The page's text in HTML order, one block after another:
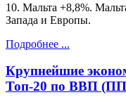
10. Мальта +8,8%.
Запада и Европы.
Подробнее ...
Крупнейшие
Топ-20 по ВВП